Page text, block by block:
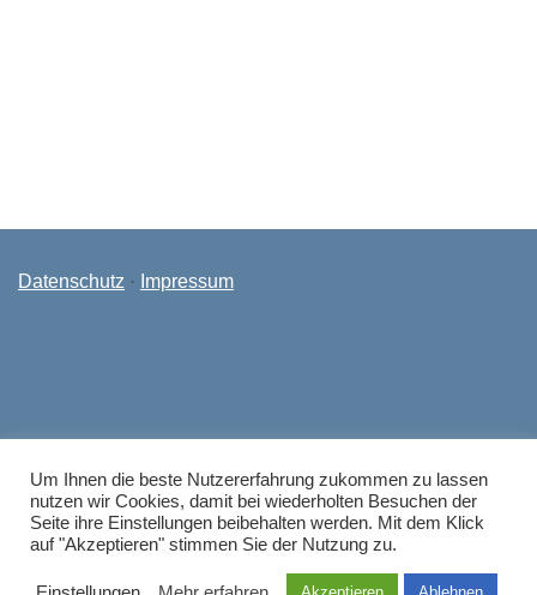
Datenschutz · Impressum
KERH Ahrweiler ©2026
Um Ihnen die beste Nutzererfahrung zukommen zu lassen
nutzen wir Cookies, damit bei wiederholten Besuchen der
Seite ihre Einstellungen beibehalten werden. Mit dem Klick
auf "Akzeptieren" stimmen Sie der Nutzung zu.